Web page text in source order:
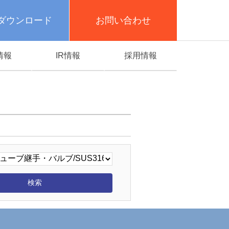
ウンロード お問い合わせ
報 IR情報 採用情報